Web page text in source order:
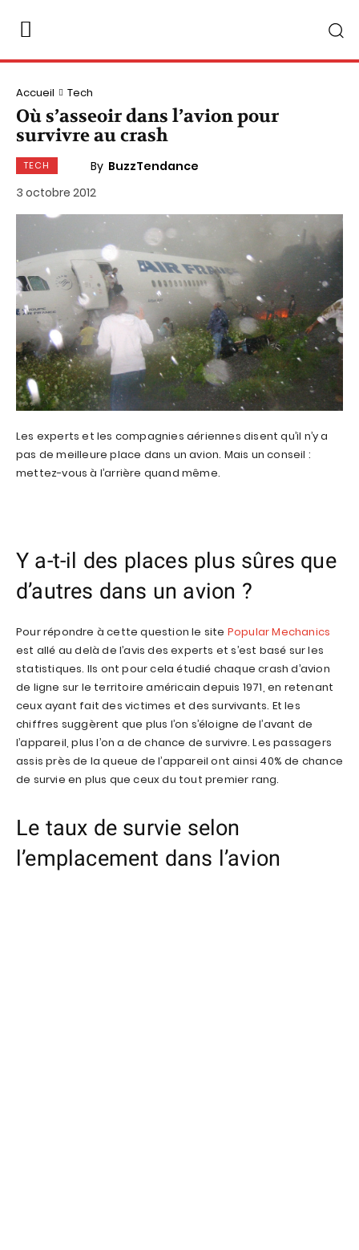
Accueil Tech
Où s’asseoir dans l’avion pour
survivre au crash
TECH By BuzzTendance
3 octobre 2012
Les experts et les compagnies aériennes disent qu’il n’y a
pas de meilleure place dans un avion. Mais un conseil :
mettez-vous à l’arrière quand même.
Y a-t-il des places plus sûres que
d’autres dans un avion ?
Pour répondre à cette question le site Popular Mechanics
est allé au delà de l’avis des experts et s’est basé sur les
statistiques. Ils ont pour cela étudié chaque crash d’avion
de ligne sur le territoire américain depuis 1971, en retenant
ceux ayant fait des victimes et des survivants. Et les
chiffres suggèrent que plus l’on s’éloigne de l’avant de
l’appareil, plus l’on a de chance de survivre. Les passagers
assis près de la queue de l’appareil ont ainsi 40% de chance
de survie en plus que ceux du tout premier rang.
Le taux de survie selon
l’emplacement dans l’avion